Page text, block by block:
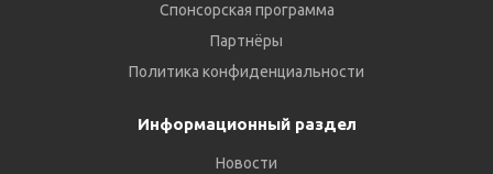
Спонсорская программа
Партнёры
Политика конфиденциальности
Информационный раздел
Новости